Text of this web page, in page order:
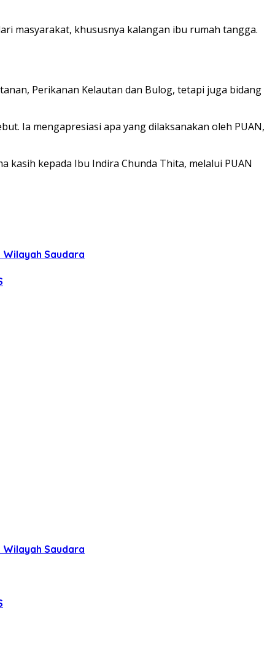
masyarakat, khususnya kalangan ibu rumah tangga.
Perikanan Kelautan dan Bulog, tetapi juga bidang
Ia mengapresiasi apa yang dilaksanakan oleh PUAN,
kasih kepada Ibu Indira Chunda Thita, melalui PUAN
Wilayah Saudara
Wilayah Saudara